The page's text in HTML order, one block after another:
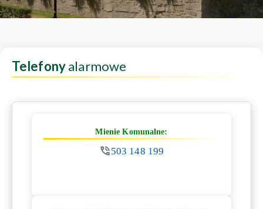
Telefonyalarmowe
Mienie Komunalne:
503 148 199